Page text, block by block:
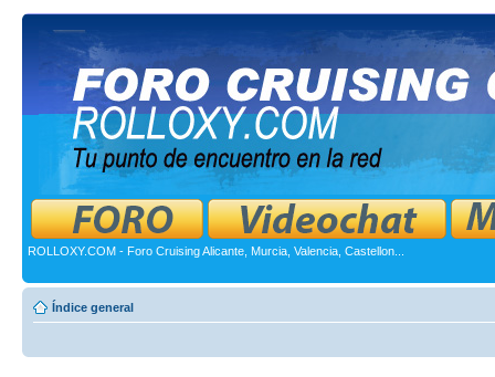
ROLLOXY.COM - Foro Cruising Alicante, Murcia, Valencia, Castellon...
Índice general